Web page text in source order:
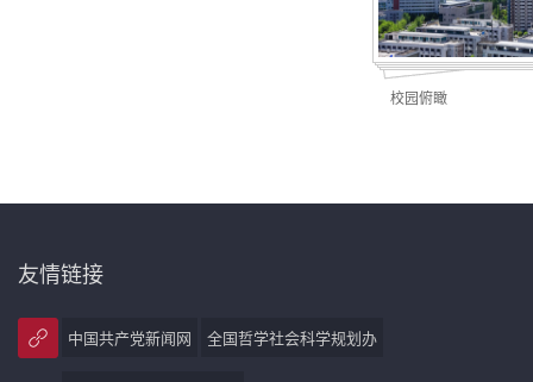
校园俯瞰
友情链接
中国共产党新闻网 全国哲学社会科学规划办